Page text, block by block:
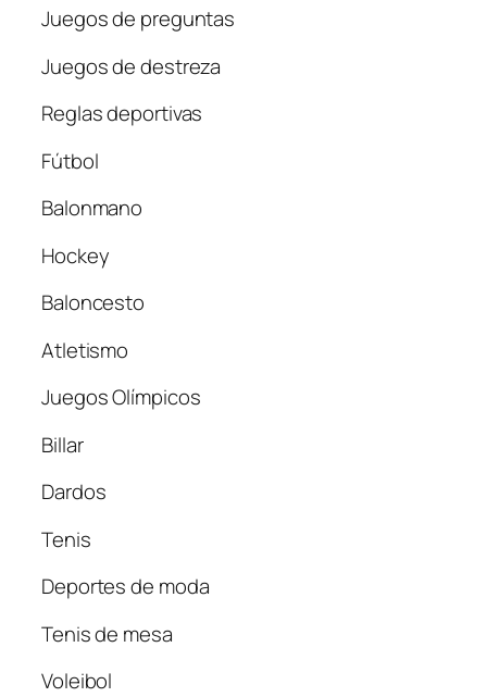
Juegos de preguntas
Juegos de destreza
Reglas deportivas
Fútbol
Balonmano
Hockey
Baloncesto
Atletismo
Juegos Olímpicos
Billar
Dardos
Tenis
Deportes de moda
Tenis de mesa
Voleibol